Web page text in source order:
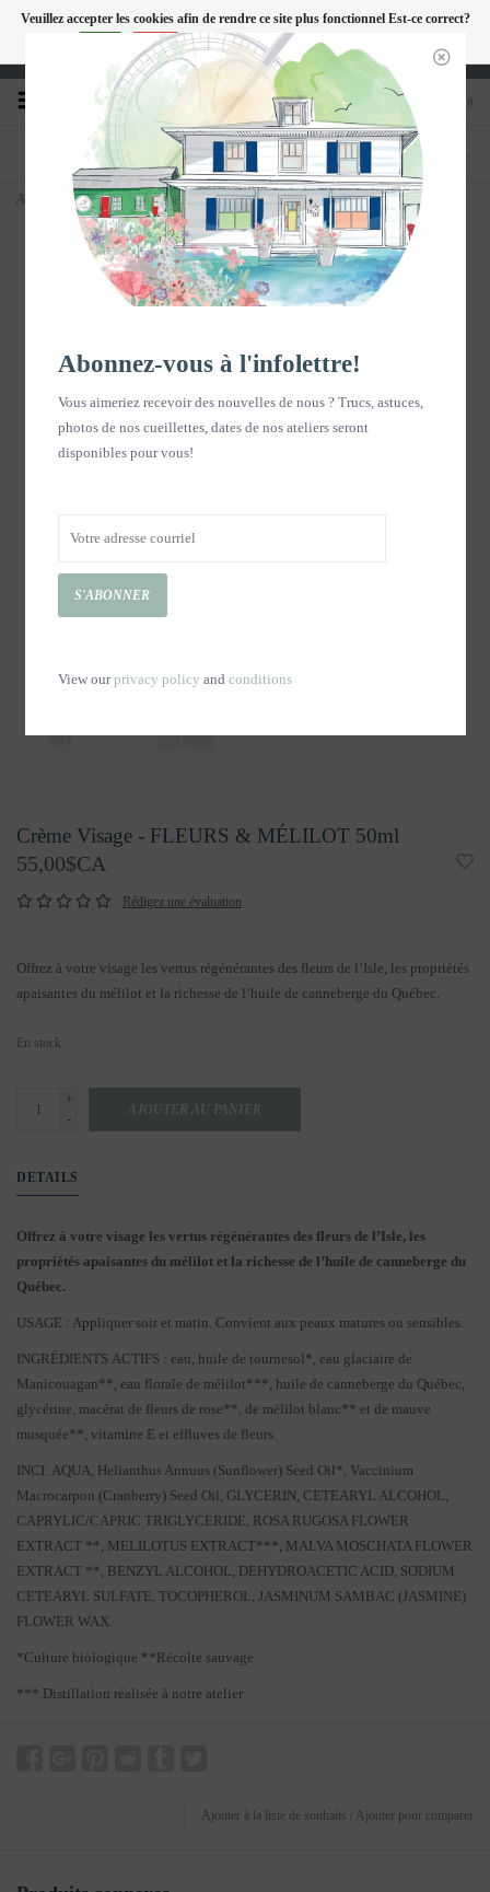
FC
Heures d'ouverture : Disponible sur Google
0
TÉLÉPHONE
418-240-6181
BOUTIQUE
1603, chemin des Coudriers, L'Isle-aux-
Coudres
Accueil Crème Visage - FLEURS & MÉLILOT 50ml
Crème Visage - FLEURS & MÉLILOT 50ml
55,00$CA
Rédigez une évaluation
Offrez à votre visage les vertus régénérantes des fleurs de l’Isle, les propriétés
apaisantes du mélilot et la richesse de l’huile de canneberge du Québec.
En stock
+
-
AJOUTER AU PANIER
DETAILS
Offrez à votre visage les vertus régénérantes des fleurs de l’Isle, les
propriétés apaisantes du mélilot et la richesse de l’huile de canneberge du
Québec.
USAGE : Appliquer soir et matin. Convient aux peaux matures ou sensibles.
INGRÉDIENTS ACTIFS : eau, huile de tournesol*, eau glaciaire de
Manicouagan**, eau florale de mélilot***, huile de canneberge du Québec,
glycérine, macérat de fleurs de rose**, de mélilot blanc** et de mauve
musquée**, vitamine E et effluves de fleurs.
INCI: AQUA, Helianthus Annuus (Sunflower) Seed Oil*, Vaccinium
Macrocarpon (Cranberry) Seed Oil, GLYCERIN, CETEARYL ALCOHOL,
CAPRYLIC/CAPRIC TRIGLYCERIDE, ROSA RUGOSA FLOWER
EXTRACT **, MELILOTUS EXTRACT***, MALVA MOSCHATA FLOWER
EXTRACT **, BENZYL ALCOHOL, DEHYDROACETIC ACID, SODIUM
CETEARYL SULFATE, TOCOPHEROL, JASMINUM SAMBAC (JASMINE)
FLOWER WAX.
*Culture biologique **Récolte sauvage
*** Distillation réalisée à notre atelier
Ajouter à la liste de souhaits Ajouter pour comparer
Veuillez accepter les cookies afin de rendre ce site plus fonctionnel Est-ce correct?
Non En savoir plus sur les témoins (cookies) »
Abonnez-vous à l'infolettre!
Vous aimeriez recevoir des nouvelles de nous ? Trucs, astuces,
photos de nos cueillettes, dates de nos ateliers seront
disponibles pour vous!
S'ABONNER
View ourprivacy policy and conditions